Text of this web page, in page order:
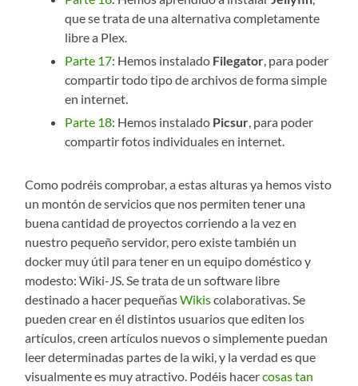
que se trata de una alternativa completamente
libre a Plex.
Parte 17: Hemos instalado Filegator , para poder
compartir todo tipo de archivos de forma simple
en internet.
Parte 18: Hemos instalado Picsur , para poder
compartir fotos individuales en internet.
Como podréis comprobar, a estas alturas ya hemos visto
un montón de servicios que nos permiten tener una
buena cantidad de proyectos corriendo a la vez en
nuestro pequeño servidor, pero existe también un
docker muy útil para tener en un equipo doméstico y
modesto: Wiki-JS. Se trata de un software libre
destinado a hacer pequeñasWikiscolaborativas. Se
pueden crear en él distintos usuarios que editen los
artículos, creen artículos nuevos o simplemente puedan
leer determinadas partes de la wiki, y la verdad es que
visualmente es muy atractivo. Podéis hacercosas tan